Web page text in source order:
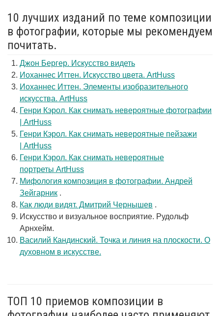
10 лучших изданий по теме композиции
в фотографии, которые мы рекомендуем
почитать.
Джон Бергер. Искусство видеть
Иоханнес Иттен. Искусство цвета. ArtHuss
Иоханнес Иттен. Элементы изобразительного
искусства. ArtHuss
Генри Кэрол. Как снимать невероятные фотографии
| ArtHuss
Генри Кэрол. Как снимать невероятные пейзажи
| ArtHuss
Генри Кэрол. Как снимать невероятные
портреты ArtHuss
Мифология композиция в фотографии. Андрей
Зейгарник .
Как люди видят. Дмитрий Чернышев .
Искусство и визуальное восприятие. Рудольф
Арнхейм.
Василий Кандинский. Точка и линия на плоскости. О
духовном в искусстве.
ТОП 10 приемов композиции в